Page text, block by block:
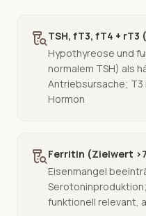
lab_researchTSH, fT3, fT4 + rT3
Hypothyreose und
normalem TSH) als
Antriebsursache;
Hormon
lab_researchFerritin (Zielwert
Eisenmangel
funktionell relevant,